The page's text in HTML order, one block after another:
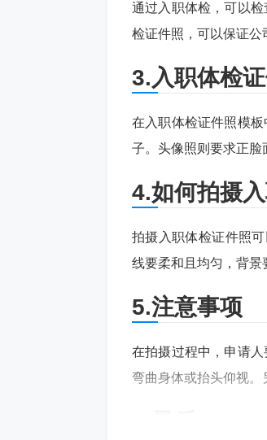
通过入职体检，可以
检证件照，可以保证公
3.入职体检
在入职体检证件照模
子。头像照则要求正脸
4.如何拍摄
拍摄入职体检证件照
线要柔和且均匀，背景
5.注意事项
在拍摄过程中，申请
弯曲身体或抬头仰视。